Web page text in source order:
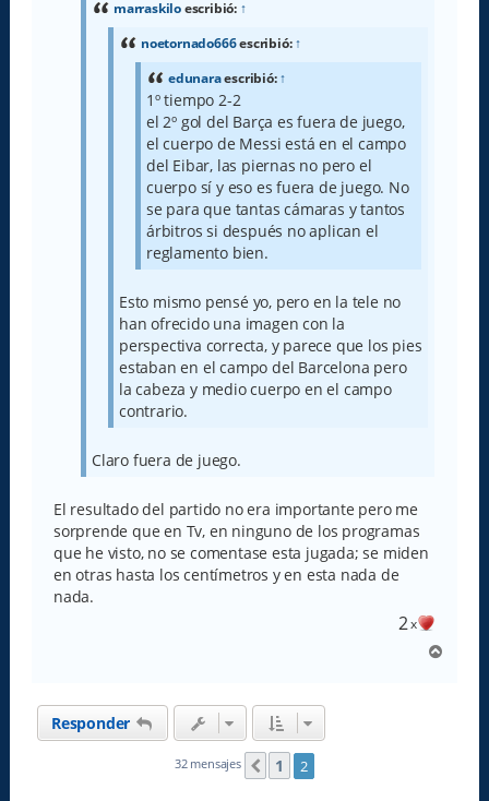
marraskiloescribió: ↑
noetornado666escribió:↑
edunaraescribió:↑
1º tiempo 2-2
el 2º gol del Barça es fuera de juego,
el cuerpo de Messi está en el campo
del Eibar, las piernas no pero el
cuerpo sí y eso es fuera de juego. No
se para que tantas cámaras y tantos
árbitros si después no aplican el
reglamento bien.
Esto mismo pensé yo, pero en la tele no
han ofrecido una imagen con la
perspectiva correcta, y parece que los pies
estaban en el campo del Barcelona pero
la cabeza y medio cuerpo en el campo
contrario.
Claro fuera de juego.
El resultado del partido no era importante pero me
sorprende que en Tv, en ninguno de los programas
que he visto, no se comentase esta jugada; se miden
en otras hasta los centímetros y en esta nada de
nada.
2x
Responder
32 mensajes Anterior
1 2